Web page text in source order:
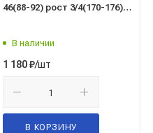
46(88-92) рост 3/4(170-176)
В наличии
1 180₽/шт
В КОРЗИНУ